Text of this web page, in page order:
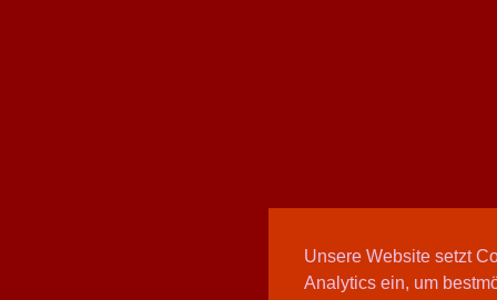
Unsere Website setzt
Analytics ein, um